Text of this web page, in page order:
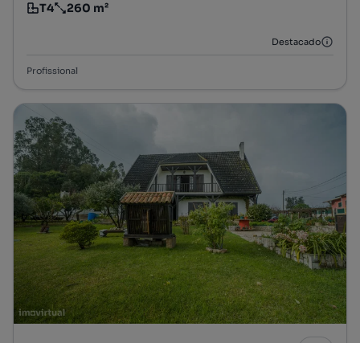
Tipologia
T4
Preço por metro quadrado
260 m²
Destacado
Profissional